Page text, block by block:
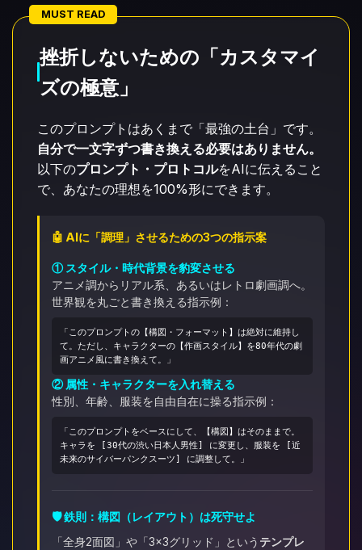
MUST READ
挫折しないための「カスタマイ
ズの極意」
このプロンプトはあくまで「最強の土台」です。
自分で一文字ずつ書き換える必要はありません。
以下のプロンプト・プロトコルをAIに伝えること
で、あなたの理想を100%形にできます。
🤖 AIに「調理」させるための3つの指示案
① スタイル・時代背景を豹変させる
アニメ調からリアル系、あるいはレトロ劇画調へ。
世界観を丸ごと書き換える指示例：
「このプロンプトの【構図・フォーマット】は絶対に維持し
て。ただし、キャラクターの【作画スタイル】を80年代の劇
画アニメ風に書き換えて。」
② 属性・キャラクターを入れ替える
性別、年齢、服装を自由自在に操る指示例：
「このプロンプトをベースにして、【構図】はそのままで。
キャラを [30代の渋い日本人男性] に変更し、服装を [近
未来のサイバーパンクスーツ] に調整して。」
🛡️ 鉄則：構図（レイアウト）は死守せよ
「全身2面図」や「3×3グリッド」という テンプレ